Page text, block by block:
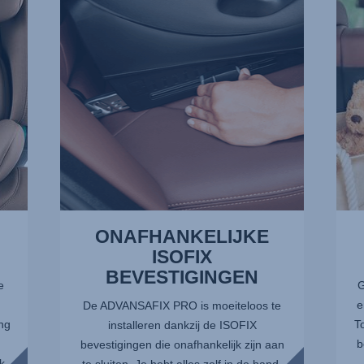
13
ONAFHANKELIJKE
ISOFIX
BEVESTIGINGEN
De ADVANSAFIX PRO is moeiteloos te
installeren dankzij de ISOFIX
bevestigingen die onafhankelijk zijn aan
OP